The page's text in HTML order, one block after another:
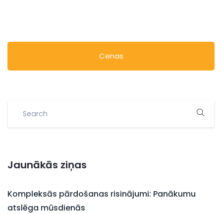
Cenas
Jaunākās ziņas
Kompleksās pārdošanas risinājumi: Panākumu
atslēga mūsdienās